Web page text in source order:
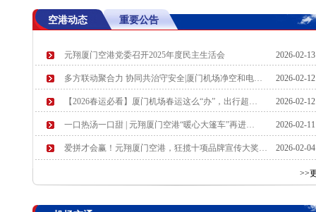
SC4786
长春 预计起飞 6:30
空港动态 重要公告
元翔厦门空港党委召开2025年度民主生活会 2026-02-
多方联动聚合力 协同共治守安全|厦门机场净空和电… 2026-02-
【2026春运必看】厦门机场春运这么“办”，出行超… 2026-02-
一口热汤一口甜 | 元翔厦门空港“暖心大篷车”再进… 2026-02-
爱拼才会赢！元翔厦门空港，狂揽十项品牌宣传大奖… 2026-02-
>>